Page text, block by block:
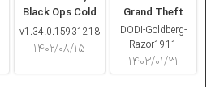
Grand Theft
Auto V
DODI-Goldberg-
Razor1911
۱۴۰۳/۰۱/۳۱
Black Ops Cold
War
v1.34.0.15931218
۱۴۰۲/۰۸/۱۵